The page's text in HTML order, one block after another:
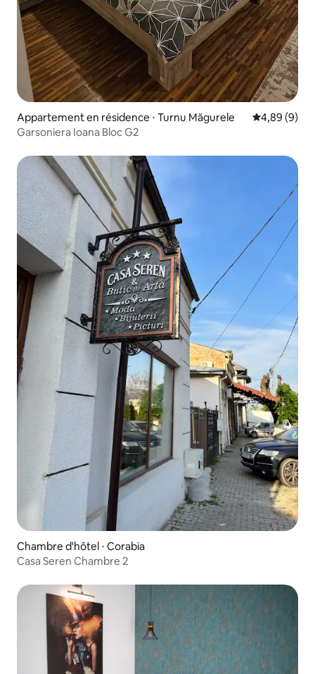
Appartement en résidence ⋅ Turnu Măgurele Évaluation
4,89 (9)
Garsoniera Ioana Bloc G2
Chambre d'hôtel ⋅ Corabia
Casa Seren Chambre 2